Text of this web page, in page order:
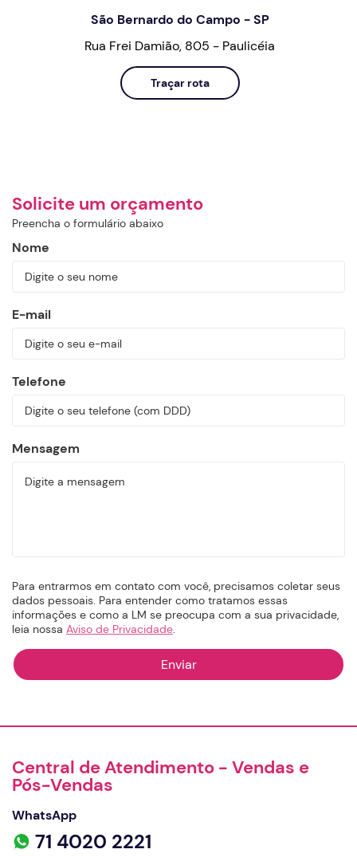
São Bernardo do Campo - SP
Rua Frei Damião, 805 - Paulicéia
Traçar rota
Solicite um orçamento
Preencha o formulário abaixo
Nome
E-mail
Telefone
Mensagem
Para entrarmos em contato com você, precisamos coletar seus
dados pessoais. Para entender como tratamos essas
informações e como a LM se preocupa com a sua privacidade,
leia nossa Aviso de Privacidade.
Central de Atendimento - Vendas e
Pós-Vendas
WhatsApp
71 4020 2221